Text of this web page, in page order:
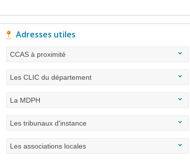
Adresses utiles
CCAS à proximité
Les CLIC du département
La MDPH
Les tribunaux d'instance
Les associations locales